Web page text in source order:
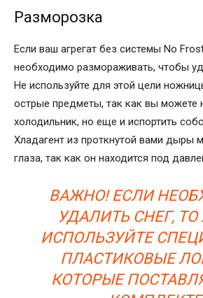
Разморозка
Если ваш агрегат без системы No
необходимо размораживать, чтобы
Не используйте для этой цели
острые предметы, так как вы можете
холодильник, но еще и испортить
Хладагент из проткнутой вами дыры
глаза, так как он находится под
ВАЖНО! ЕСЛИ
УДАЛИТЬ СНЕГ,
ИСПОЛЬЗУЙТЕ
ПЛАСТИКОВЫЕ
КОТОРЫЕ